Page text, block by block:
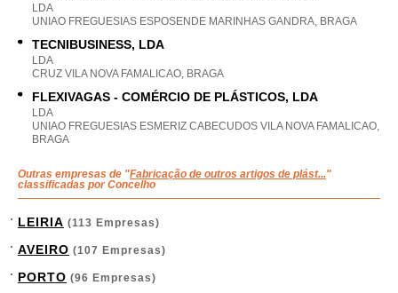
LDA
UNIAO FREGUESIAS ESPOSENDE MARINHAS GANDRA, BRAGA
TECNIBUSINESS, LDA
LDA
CRUZ VILA NOVA FAMALICAO, BRAGA
FLEXIVAGAS - COMÉRCIO DE PLÁSTICOS, LDA
LDA
UNIAO FREGUESIAS ESMERIZ CABECUDOS VILA NOVA FAMALICAO,
BRAGA
Outras empresas de "Fabricação de outros artigos de plást..."
classificadas por Concelho
LEIRIA (113 Empresas)
AVEIRO (107 Empresas)
PORTO (96 Empresas)